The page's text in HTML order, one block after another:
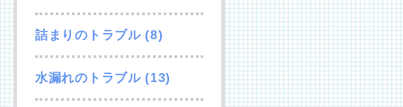
詰まりのトラブル(8)
水漏れのトラブル(13)